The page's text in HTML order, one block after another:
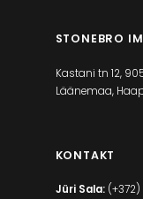
STONEBRO
Kastani tn 12,
Läänemaa,
KONTAKT
Jüri Sala: